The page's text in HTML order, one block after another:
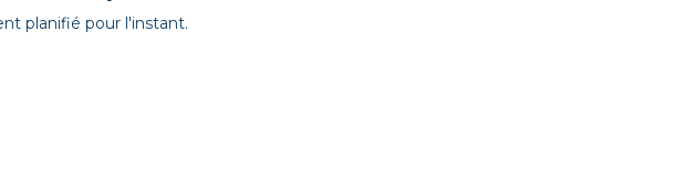
planifié pour l'instant.